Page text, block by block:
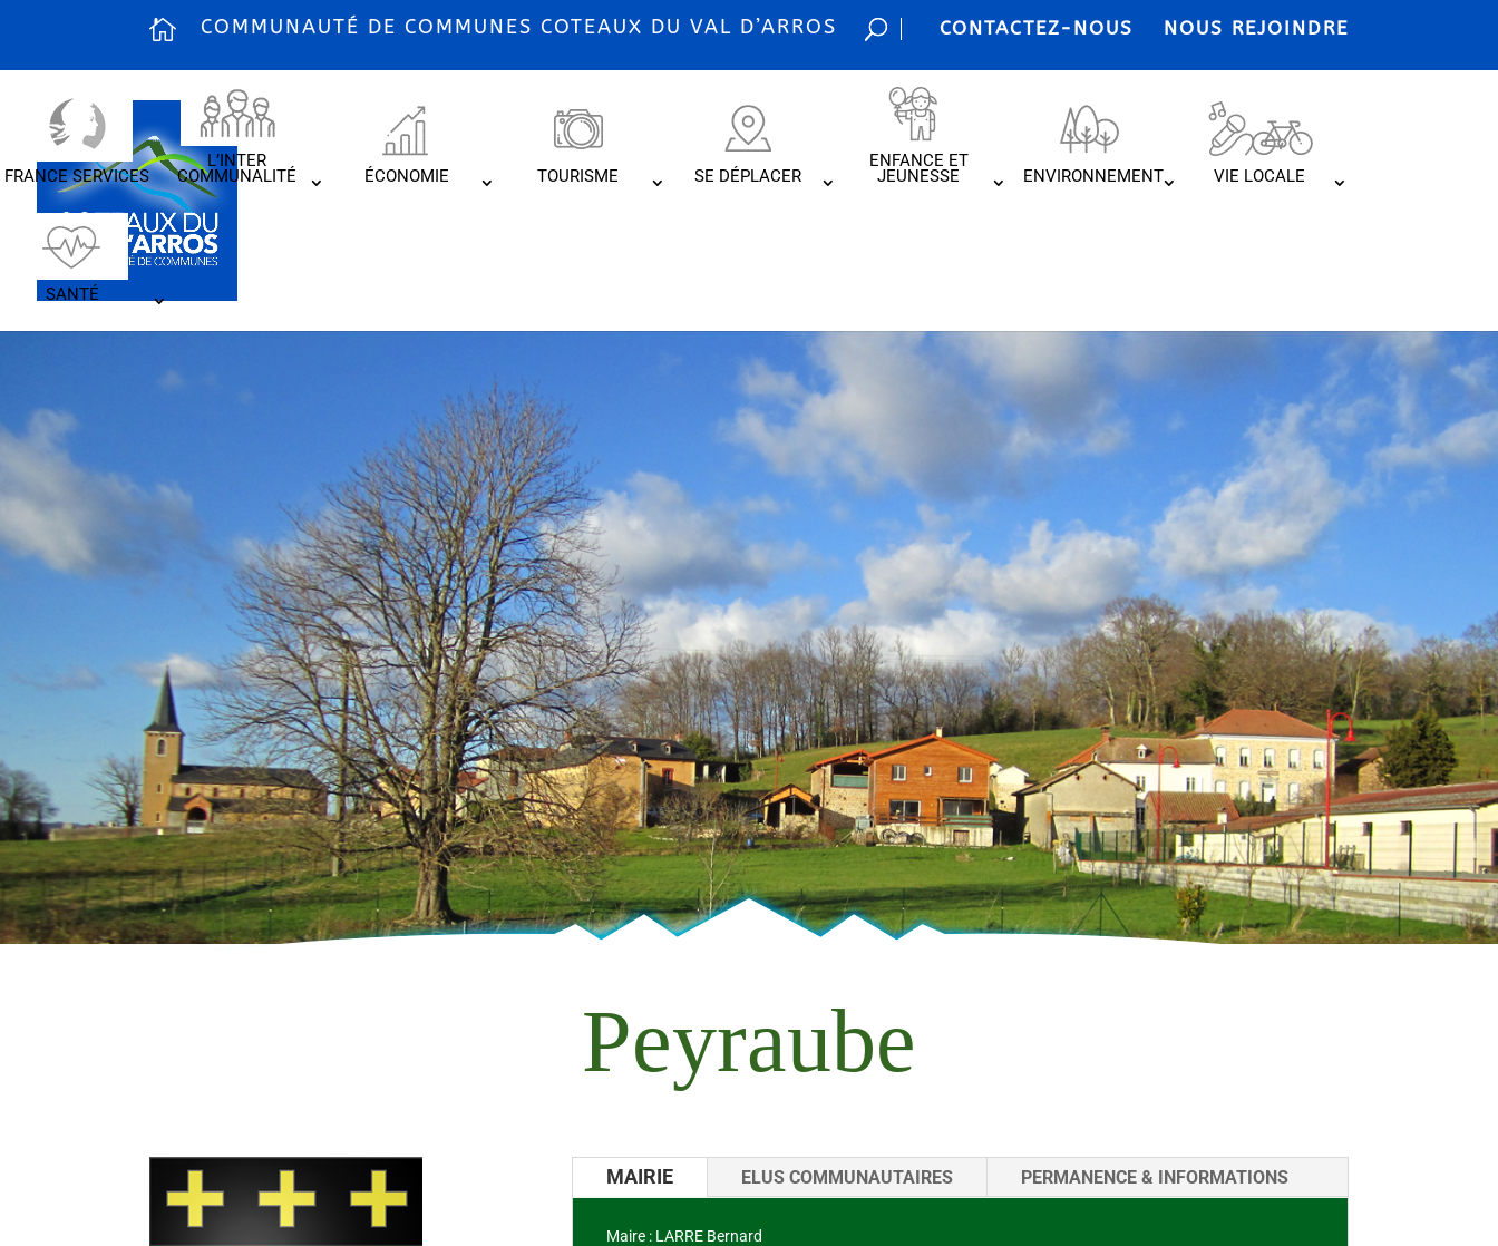
COMMUNAUTÉ DE COMMUNES COTEAUX DU VAL D’ARROS CONTACTEZ-NOUS NOUS REJOINDRE
FRANCE SERVICES
L’INTER
COMMUNALITÉ ÉCONOMIE TOURISME SE DÉPLACER
ENFANCE ET
JEUNESSE ENVIRONNEMENT VIE LOCALE
SANTÉ
Peyraube
Peyraube
MAIRIE ELUS COMMUNAUTAIRES PERMANENCE & INFORMATIONS
Maire : LARRE Bernard